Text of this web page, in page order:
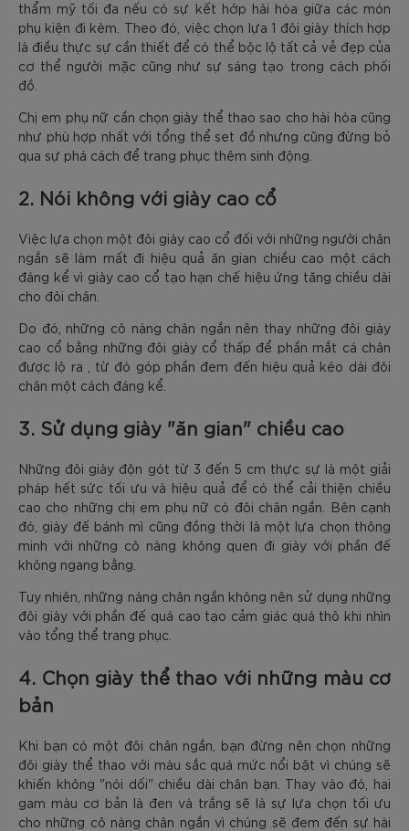
thẩm mỹ tối đa nếu có sự kết hớp hài hòa giữa các món
phụ kiện đi kèm. Theo đó, việc chọn lựa 1 đôi giày thích hợp
là điều thực sự cần thiết để có thể bộc lộ tất cả vẻ đẹp của
cơ thể người mặc cũng như sự sáng tạo trong cách phối
đồ.
Chị em phụ nữ cần chọn giày thể thao sao cho hài hòa cũng
như phù hợp nhất với tổng thể set đồ nhưng cũng đừng bỏ
qua sự phá cách để trang phục thêm sinh động.
2. Nói không với giày cao cổ
Việc lựa chọn một đôi giày cao cổ đối với những người chân
ngắn sẽ làm mất đi hiệu quả ăn gian chiều cao một cách
đáng kể vì giày cao cổ tạo hạn chế hiệu ứng tăng chiều dài
cho đôi chân.
Do đó, những cô nàng chân ngắn nên thay những đôi giày
cao cổ bằng những đôi giày cổ thấp để phần mắt cá chân
được lộ ra , từ đó góp phần đem đến hiệu quả kéo dài đôi
chân một cách đáng kể.
3. Sử dụng giày "ăn gian" chiều cao
Những đôi giày độn gót từ 3 đến 5 cm thực sự là một giải
pháp hết sức tối ưu và hiệu quả để có thể cải thiện chiều
cao cho những chị em phụ nữ có đôi chân ngắn. Bên cạnh
đó, giày đế bánh mì cũng đồng thời là một lựa chọn thông
minh với những cô nàng không quen đi giày với phần đế
không ngang bằng.
Tuy nhiên, những nàng chân ngắn không nên sử dụng những
đôi giày với phần đế quá cao tạo cảm giác quá thô khi nhìn
vào tổng thể trang phục.
4. Chọn giày thể thao với những màu cơ
bản
Khi bạn có một đôi chân ngắn, bạn đừng nên chọn những
đôi giày thể thao với màu sắc quá mức nổi bật vì chúng sẽ
khiến không "nói dối" chiều dài chân bạn. Thay vào đó, hai
gam màu cơ bản là đen và trắng sẽ là sự lựa chọn tối ưu
cho những cô nàng chân ngắn vì chúng sẽ đem đến sự hài